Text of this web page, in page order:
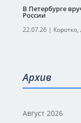
В Петербурге
России
22.07.26| Коротко,
Архив
Август 2026